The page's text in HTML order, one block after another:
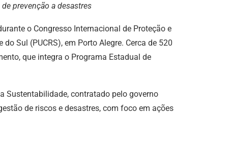
prevenção a desastres
o Congresso Internacional de Proteção e
Sul (PUCRS), em Porto Alegre. Cerca de 520
que integra o Programa Estadual de
Sustentabilidade, contratado pelo governo
de riscos e desastres, com foco em ações